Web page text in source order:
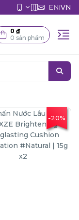
EN|VN
0 ₫
0 sản phẩm
-20%